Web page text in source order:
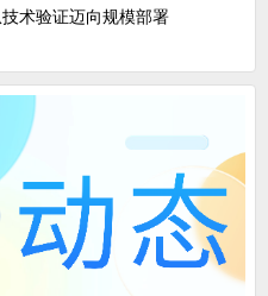
术验证迈向规模部署